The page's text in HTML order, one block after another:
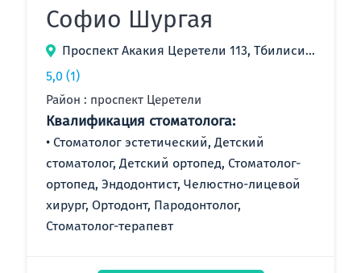
Софио Шургая
Проспект Акакия Церетели 113, Тбилиси, Грузия
5,0 (1)
Район : проспект Церетели
Квалификация стоматолога:
Стоматолог эстетический, Детский
стоматолог, Детский ортопед, Стоматолог-
ортопед, Эндодонтист, Челюстно-лицевой
хирург, Ортодонт, Пародонтолог,
Стоматолог-терапевт